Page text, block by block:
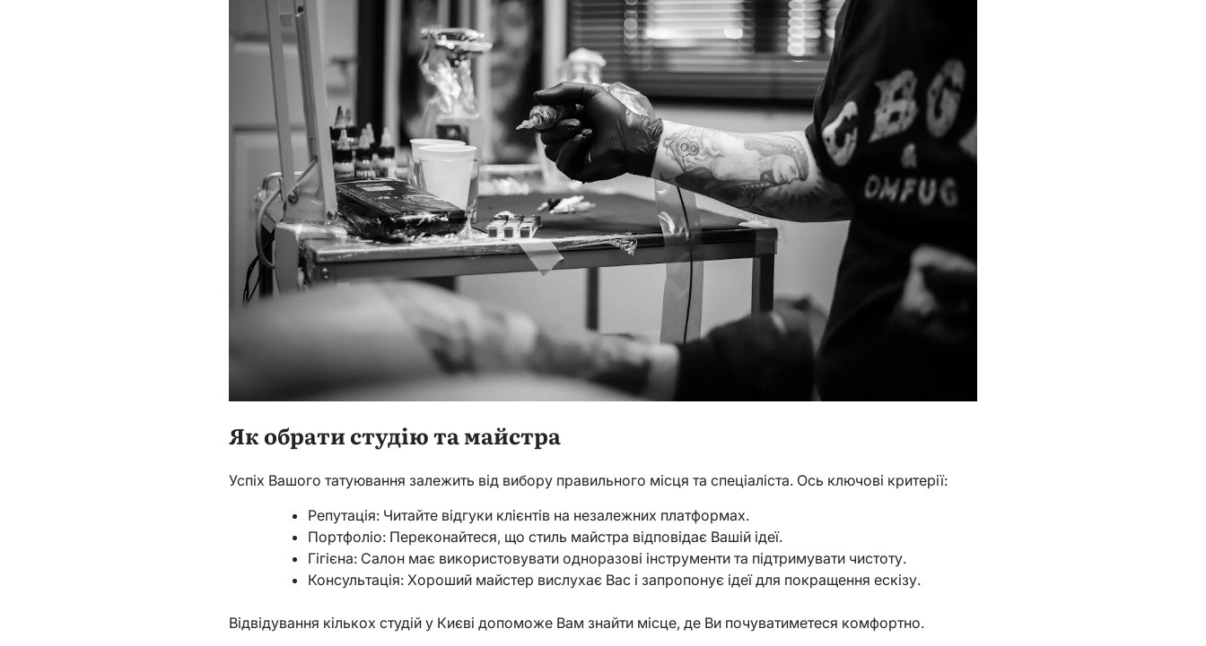
Як обрати студію та майстра
Успіх Вашого татуювання залежить від вибору правильного місця та спеціаліста. Ось ключові критерії:
Репутація: Читайте відгуки клієнтів на незалежних платформах.
Портфоліо: Переконайтеся, що стиль майстра відповідає Вашій ідеї.
Гігієна: Салон має використовувати одноразові інструменти та підтримувати чистоту.
Консультація: Хороший майстер вислухає Вас і запропонує ідеї для покращення ескізу.
Відвідування кількох студій у Києві допоможе Вам знайти місце, де Ви почуватиметеся комфортно.